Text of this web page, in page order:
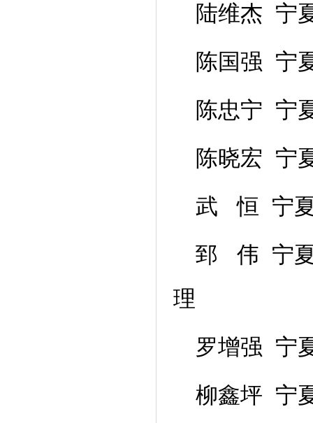
陆维杰 宁
陈国强 宁
陈忠宁 宁
陈晓宏 宁
武 恒 宁夏
郅 伟 宁夏
理
罗增强 宁
柳鑫坪 宁